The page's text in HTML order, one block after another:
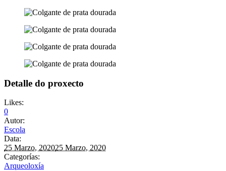
Detalle do proxecto
Likes:
0
Autor:
Escola
Data:
25 Marzo, 202025 Marzo, 2020
Categorías:
Arqueoloxía